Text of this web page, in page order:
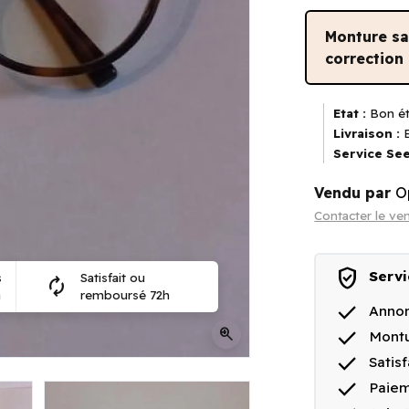
zoom_in
autorenew
Satisfait ou
remboursé 72h
Monture
correction
Etat : Bon
Livraison :
Service
Vendu par
Contacter le
verified_user
done
done
done
done